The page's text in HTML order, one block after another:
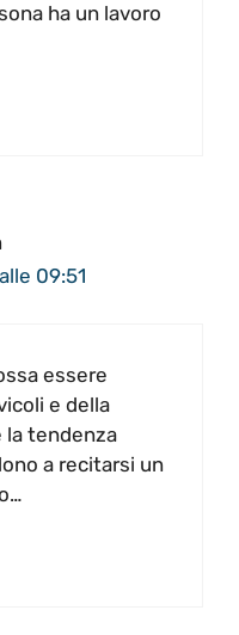
ha un lavoro
09:51
essere
e della
la tendenza
a recitarsi un